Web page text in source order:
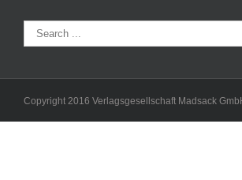
Copyright 2016 Verlagsgesellschaft Madsack